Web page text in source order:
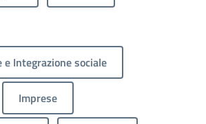
e Integrazione sociale
Imprese